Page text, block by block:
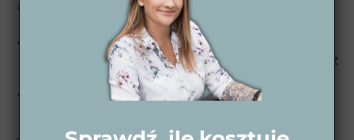
Wizualizacje 3D dzienne i nocne – zobaczysz
ogród w trójwymiarze jeszcze przed realizacją.
Projekt wykonawczy – otrzymujesz szczegółowy
plan, który możesz realizować samodzielnie lub z
naszą pomocą.
Wsparcie po zakończeniu – jeśli pojawią się